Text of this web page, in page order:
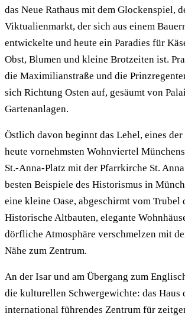
das Neue Rathaus mit dem Glockenspiel,
Viktualienmarkt, der sich aus einem
entwickelte und heute ein Paradies für
Obst, Blumen und kleine Brotzeiten ist.
die Maximilianstraße und die
sich Richtung Osten auf, gesäumt von
Gartenanlagen.
Östlich davon beginnt das Lehel, eines
heute vornehmsten Wohnviertel
St.-Anna-Platz mit der Pfarrkirche St.
besten Beispiele des Historismus in
eine kleine Oase, abgeschirmt vom Trubel
Historische Altbauten, elegante
dörfliche Atmosphäre verschmelzen mit
Nähe zum Zentrum.
An der Isar und am Übergang zum
die kulturellen Schwergewichte: das Haus
international führendes Zentrum für